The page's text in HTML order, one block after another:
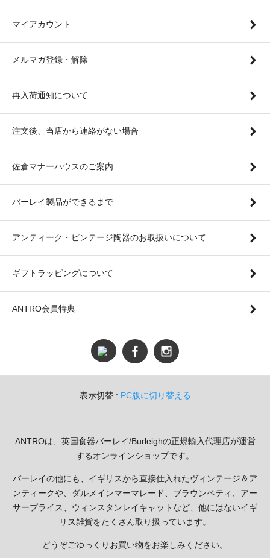
マイアカウント
メルマガ登録・解除
再入荷通知について
注文後、当店から連絡がない場合
佐倉マナーハウスのご案内
バーレイ製品ができるまで
アンティーク・ビンテージ陶器のお取扱いについて
ギフトラッピングについて
ANTRO会員特典
表示切替 : PC版に切り替える
ANTROは、英国食器バーレイ/Burleighの正規輸入代理店が運営
するオンラインショップです。
バーレイの他にも、イギリスから直接仕入れたヴィンテージ＆ア
ンティークや、ダルメインマーマレード、ブラウンベティ、アー
サープライス、ウィンスタンレイキャットなど、他にはないイギ
リス雑貨をたくさん取り扱っています。
どうぞごゆっくりお買い物をお楽しみください。